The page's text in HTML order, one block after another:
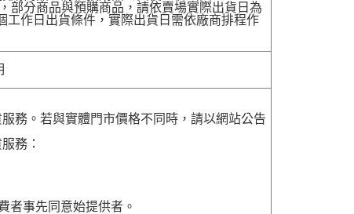
部分商品與預購商品，請依賣場實際出貨日為
作日出貨條件，實際出貨日需依廠商排程作
務。若與實體門市價格不同時，請以網站公告
務：
者事先同意始提供者。